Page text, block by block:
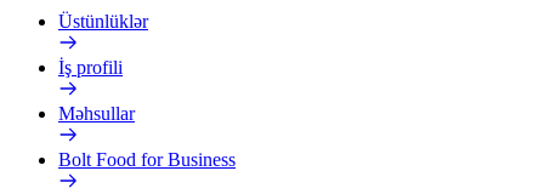
Üstünlüklər
İş profili
Məhsullar
Bolt Food for Business